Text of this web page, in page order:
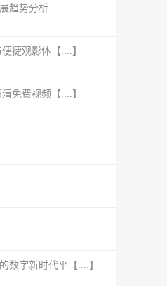
趋势分析
捷观影体【....】
免费视频【....】
数字新时代平【....】